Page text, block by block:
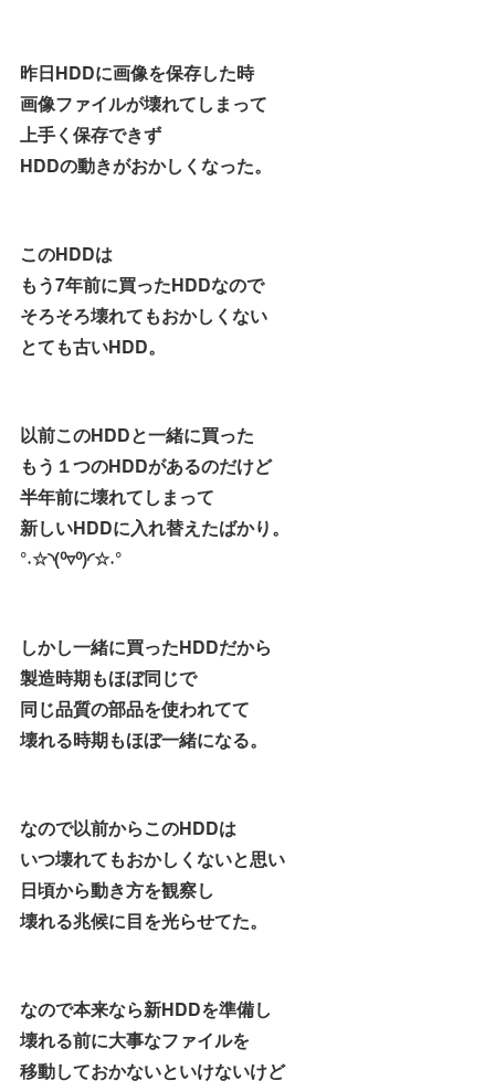
昨日HDDに画像を保存した時
画像ファイルが壊れてしまって
上手く保存できず
HDDの動きがおかしくなった。
このHDDは
もう7年前に買ったHDDなので
そろそろ壊れてもおかしくない
とても古いHDD。
以前このHDDと一緒に買った
もう１つのHDDがあるのだけど
半年前に壊れてしまって
新しいHDDに入れ替えたばかり。
°˖☆◝(⁰▿⁰)◜☆˖°
しかし一緒に買ったHDDだから
製造時期もほぼ同じで
同じ品質の部品を使われてて
壊れる時期もほぼ一緒になる。
なので以前からこのHDDは
いつ壊れてもおかしくないと思い
日頃から動き方を観察し
壊れる兆候に目を光らせてた。
なので本来なら新HDDを準備し
壊れる前に大事なファイルを
移動しておかないといけないけど